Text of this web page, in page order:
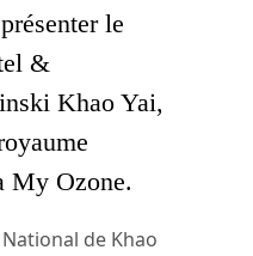
le
&
Khao Yai,
My Ozone.
de Khao